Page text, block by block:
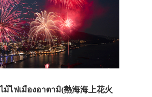
ม้ไฟเมืองอาตามิ(熱海海上花火